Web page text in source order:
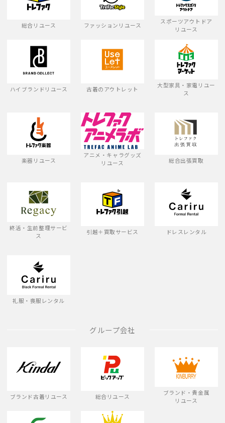
総合リユース ファッションリユース
スポーツアウトドア
リユース
ハイブランドリユース 古着のアウトレット
大型家具・家電リユー
ス
楽器リユース
アニメ・キャラグッズ
リユース
総合出張買取
終活・生前整理サービ
ス
引越＋買取サービス ドレスレンタル
礼服・喪服レンタル
グループ会社
ブランド古着リユース 総合リユース
ブランド・貴金属
リユース